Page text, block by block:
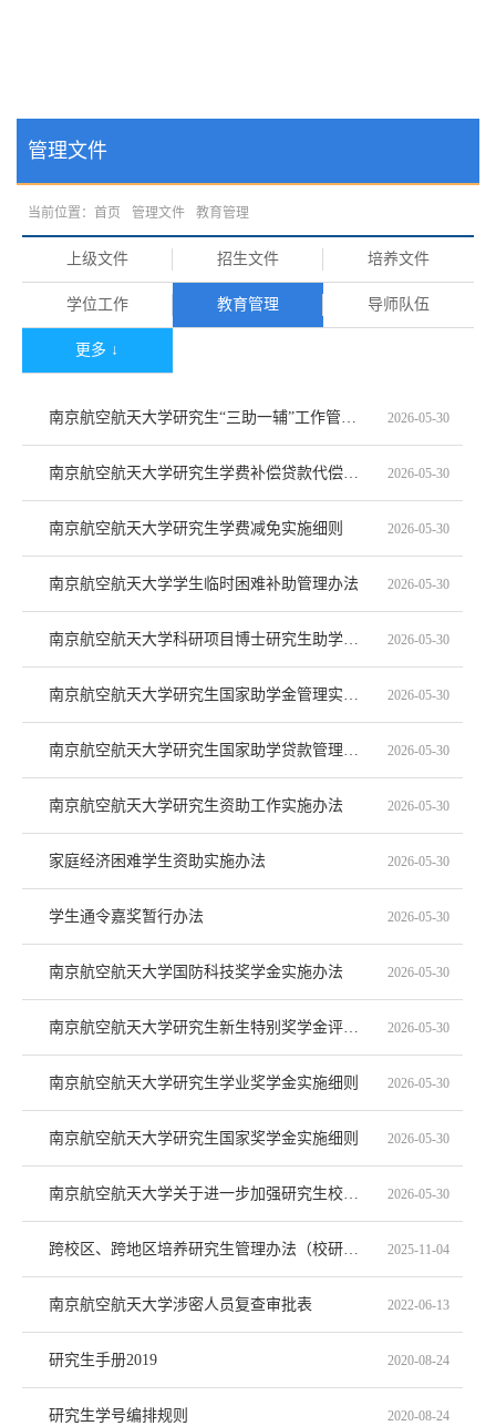
管理文件
当前位置： 首页 管理文件 教育管理
上级文件 招生文件 培养文件
学位工作 教育管理 导师队伍
更多 ↓
南京航空航天大学研究生“三助一辅”工作管理办法 2026-05-30
南京航空航天大学研究生学费补偿贷款代偿管理办法 2026-05-30
南京航空航天大学研究生学费减免实施细则 2026-05-30
南京航空航天大学学生临时困难补助管理办法 2026-05-30
南京航空航天大学科研项目博士研究生助学金发放管理办法- 2026-05-30
南京航空航天大学研究生国家助学金管理实施办法 2026-05-30
南京航空航天大学研究生国家助学贷款管理办法 2026-05-30
南京航空航天大学研究生资助工作实施办法 2026-05-30
家庭经济困难学生资助实施办法 2026-05-30
学生通令嘉奖暂行办法 2026-05-30
南京航空航天大学国防科技奖学金实施办法 2026-05-30
南京航空航天大学研究生新生特别奖学金评选办法 2026-05-30
南京航空航天大学研究生学业奖学金实施细则 2026-05-30
南京航空航天大学研究生国家奖学金实施细则 2026-05-30
南京航空航天大学关于进一步加强研究生校外实习实践及外派科研活动安全工作的意见 2026-05-30
跨校区、跨地区培养研究生管理办法（校研字〔2025〕38号） 2025-11-04
南京航空航天大学涉密人员复查审批表 2022-06-13
研究生手册2019 2020-08-24
研究生学号编排规则 2020-08-24